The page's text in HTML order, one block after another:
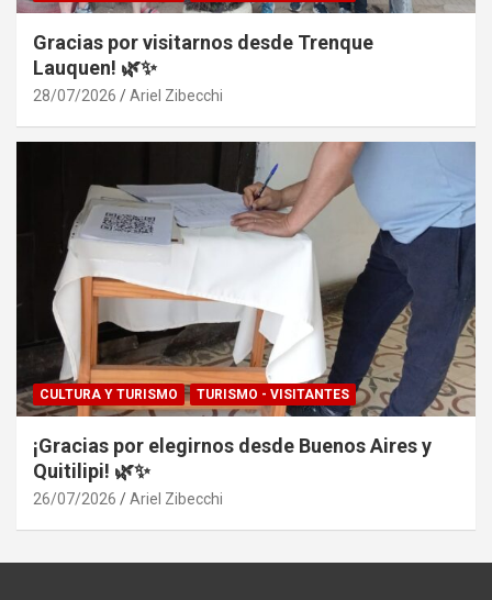
Gracias por visitarnos desde Trenque
Lauquen! 🌿✨
28/07/2026 Ariel Zibecchi
CULTURA Y TURISMO TURISMO - VISITANTES
¡Gracias por elegirnos desde Buenos Aires y
Quitilipi! 🌿✨
26/07/2026 Ariel Zibecchi